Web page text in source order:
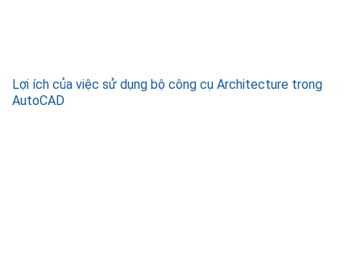
Lợi ích của việc sử dụng bộ công cụ Architecture trong
AutoCAD